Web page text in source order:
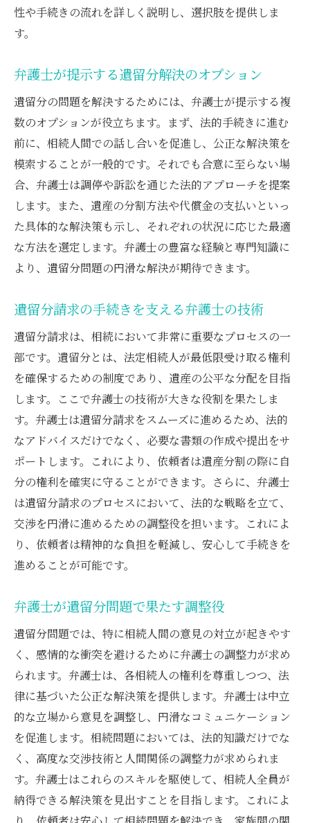
性や手続きの流れを詳しく説明し、選択肢を提供しま
す。
弁護士が提示する遺留分解決のオプション
遺留分の問題を解決するためには、弁護士が提示する複
数のオプションが役立ちます。まず、法的手続きに進む
前に、相続人間での話し合いを促進し、公正な解決策を
模索することが一般的です。それでも合意に至らない場
合、弁護士は調停や訴訟を通じた法的アプローチを提案
します。また、遺産の分割方法や代償金の支払いといっ
た具体的な解決策も示し、それぞれの状況に応じた最適
な方法を選定します。弁護士の豊富な経験と専門知識に
より、遺留分問題の円滑な解決が期待できます。
遺留分請求の手続きを支える弁護士の技術
遺留分請求は、相続において非常に重要なプロセスの一
部です。遺留分とは、法定相続人が最低限受け取る権利
を確保するための制度であり、遺産の公平な分配を目指
します。ここで弁護士の技術が大きな役割を果たしま
す。弁護士は遺留分請求をスムーズに進めるため、法的
なアドバイスだけでなく、必要な書類の作成や提出をサ
ポートします。これにより、依頼者は遺産分割の際に自
分の権利を確実に守ることができます。さらに、弁護士
は遺留分請求のプロセスにおいて、法的な戦略を立て、
交渉を円滑に進めるための調整役を担います。これによ
り、依頼者は精神的な負担を軽減し、安心して手続きを
進めることが可能です。
弁護士が遺留分問題で果たす調整役
遺留分問題では、特に相続人間の意見の対立が起きやす
く、感情的な衝突を避けるために弁護士の調整力が求め
られます。弁護士は、各相続人の権利を尊重しつつ、法
律に基づいた公正な解決策を提供します。弁護士は中立
的な立場から意見を調整し、円滑なコミュニケーション
を促進します。相続問題においては、法的知識だけでな
く、高度な交渉技術と人間関係の調整力が求められま
す。弁護士はこれらのスキルを駆使して、相続人全員が
納得できる解決策を見出すことを目指します。これによ